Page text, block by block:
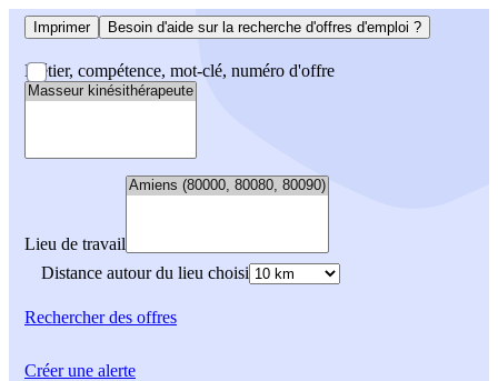
Imprimer Besoin d'aide sur la recherche d'offres d'emploi ?
Métier, compétence, mot-clé, numéro d'offre
Lieu de travail
Distance autour du lieu choisi
Rechercherdes offres
Créer une alerte